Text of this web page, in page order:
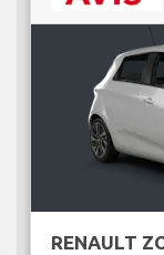
RENAULT